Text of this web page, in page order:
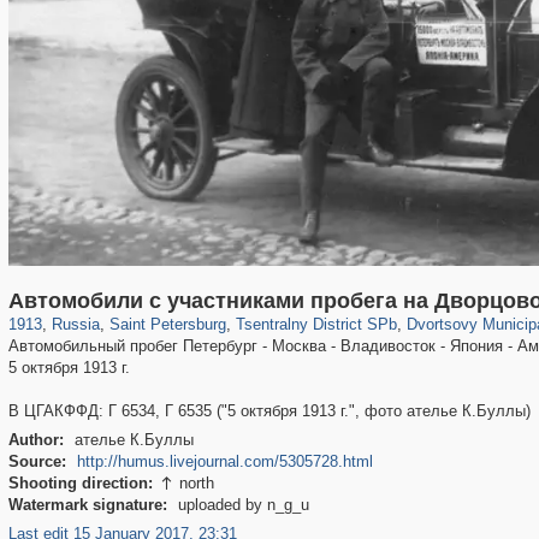
Автомобили с участниками пробега на
1913, Russia
1,407,361 29,248
, Saint Petersburg
197,265 5,714
, Tsentralny District SPb
50,267 1,838
, Dvortsovy
22,599 1,098
Автомобильный пробег Петербург - Москва - Владивосток - Япония -
5 октября 1913 г.
В ЦГАКФФД: Г 6534, Г 6535 ("5 октября 1913 г.", фото ателье К.Буллы)
Author:
ателье К.Буллы
Source:
http://humus.livejournal.com/5305728.html
Shooting direction:  north
Watermark signature:
uploaded by n_g_u
Last edit 15 January 2017, 23:31